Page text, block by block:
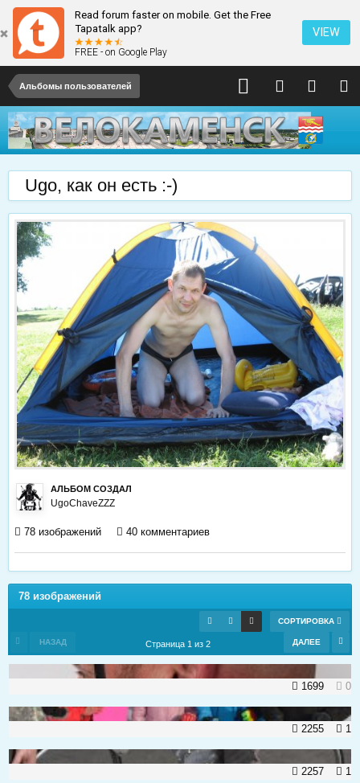
Read forum faster on mobile. Get the Free
Tapatalk app?
FREE - on Google Play
VIEW
Альбомы пользователей
Ugo, как он есть :-)
АЛЬБОМ СОЗДАЛ
UgoChaveZZZ
78 изображений 40 комментариев
78 изображений
СОРТИРОВКА
НАЗАД ДАЛЕЕ
Страница 1 из 2
0
1699
1
2255
1
2257